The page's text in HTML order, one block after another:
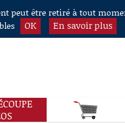
peut être retiré à tout
OK En savoir plus